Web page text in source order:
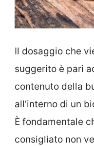
Il dosaggio che
suggerito è pari
contenuto della
all’interno di un
È fondamentale
consigliato non